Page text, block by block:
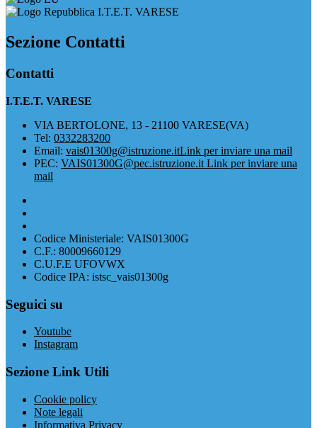
I.T.E.T. VARESE
Sezione Contatti
Contatti
I.T.E.T. VARESE
VIA BERTOLONE, 13 - 21100 VARESE(VA)
Tel: 0332283200
Email: vais01300g@istruzione.itLink per inviare una mail
PEC: VAIS01300G@pec.istruzione.it Link per inviare una
mail
Codice Ministeriale: VAIS01300G
C.F.: 80009660129
C.U.F.E UFOVWX
Codice IPA: istsc_vais01300g
Seguici su
Youtube
Instagram
Sezione Link Utili
Cookie policy
Note legali
Informativa Privacy